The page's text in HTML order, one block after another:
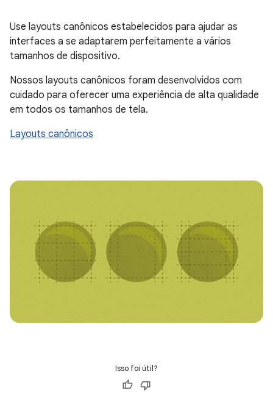
Use layouts canônicos estabelecidos para ajudar as
interfaces a se adaptarem perfeitamente a vários
tamanhos de dispositivo.
Nossos layouts canônicos foram desenvolvidos com
cuidado para oferecer uma experiência de alta qualidade
em todos os tamanhos de tela.
Layouts canônicos
Isso foi útil?